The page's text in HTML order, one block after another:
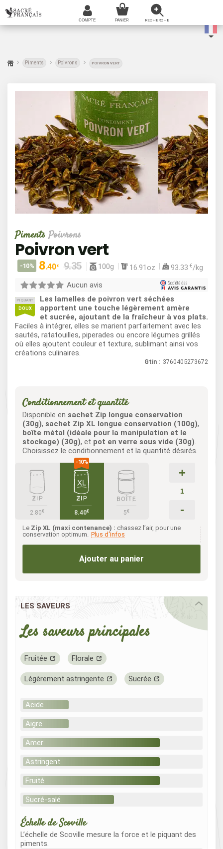
Piments Poivrons POIVRON VERT
PimentsPoivrons
Poivron vert
-10% 8.40 € 100g 16.91oz 93.33 €/kg
Aucun avis
PIQUANT
DOUX
Les lamelles de poivron vert séchées
apportent une touche légèrement amère
et sucrée, ajoutant de la fraîcheur à vos plats.
Faciles à intégrer, elles se marient parfaitement avec les
sautés, ratatouilles, piperades ou encore légumes grillés
où elles ajoutent couleur et texture, sublimant ainsi vos
créations culinaires.
Gtin : 3760405273672
Conditionnement et quantité
Disponible en sachet Zip longue conservation
(30g), sachet Zip XL longue conservation (100g),
boîte métal (idéale pour la manipulation et le
stockage) (30g), et pot en verre sous vide (30g).
Choisissez le conditionnement et la quantité désirés.
2.80€ 8.40€
Le Zip XL (maxi contenance) : chassez l’air, pour une
conservation optimum. Plus d'infos
5€
+
-
Ajouter au panier
LES SAVEURS
Les saveurs principales
Fruitée Florale
Légèrement astringente Sucrée
Acide
Aigre
Amer
Astringent
Fruité
Sucré-salé
Échelle de Scoville
L’échelle de Scoville mesure la force et le piquant des
piments.